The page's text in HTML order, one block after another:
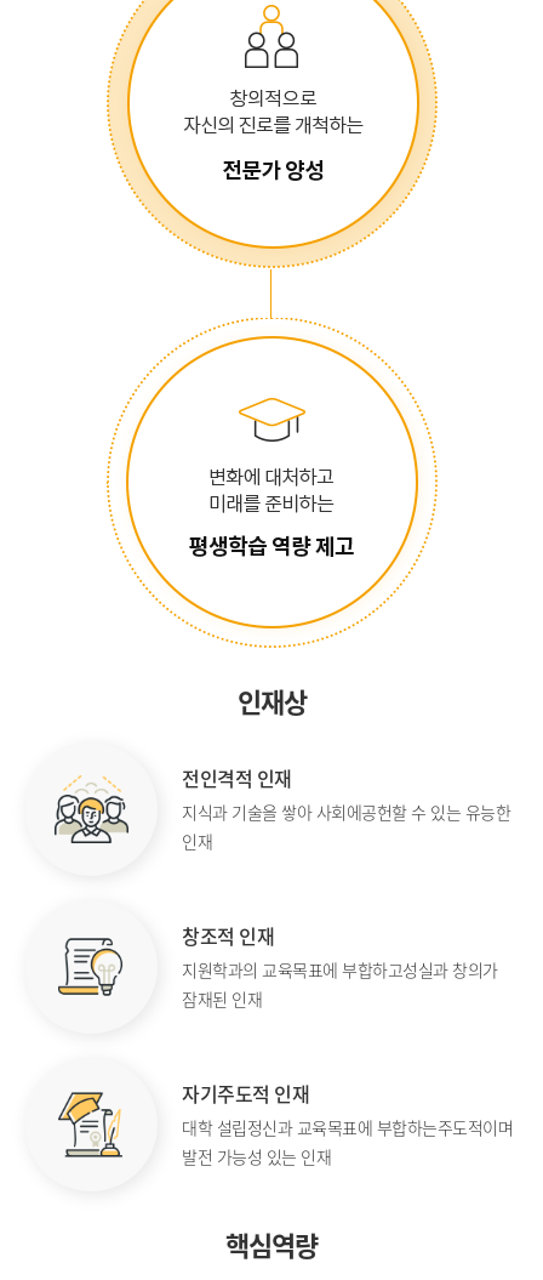
인재상
전인격적 인재
지식과 기술을 쌓아 사회에공헌할 수 있는 유능한
인재
창조적 인재
지원학과의 교육목표에 부합하고성실과 창의가
잠재된 인재
자기주도적 인재
대학 설립정신과 교육목표에 부합하는주도적이며
발전 가능성 있는 인재
핵심역량